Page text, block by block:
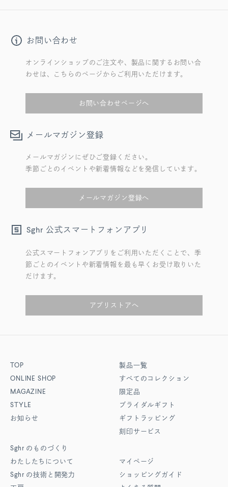
お問い合わせ
オンラインショップのご注文や、製品に関するお問い合
わせは、こちらのページからご利用いただけます。
お問い合わせページへ
メールマガジン登録
メールマガジンにぜひご登録ください。
季節ごとのイベントや新着情報などを発信しています。
メールマガジン登録へ
Sghr 公式スマートフォンアプリ
公式スマートフォンアプリをご利用いただくことで、季
節ごとのイベントや新着情報を最も早くお受け取りいた
だけます。
アプリストアへ
TOP
ONLINE SHOP
MAGAZINE
STYLE
お知らせ
Sghr のものづくり
わたしたちについて
Sghr の技術と開発力
製品一覧
すべてのコレクション
限定品
ブライダルギフト
ギフトラッピング
刻印サービス
マイページ
ショッピングガイド